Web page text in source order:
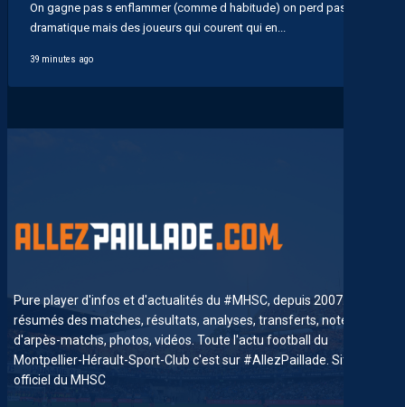
On gagne pas s enflammer (comme d habitude) on perd pas
dramatique mais des joueurs qui courent qui en...
39 minutes ago
Pure player d'infos et d'actualités du #MHSC, depuis 2007. News,
résumés des matches, résultats, analyses, transferts, notes
d'arpès-matchs, photos, vidéos. Toute l'actu football du
Montpellier-Hérault-Sport-Club c'est sur #AllezPaillade. Site non-
officiel du MHSC